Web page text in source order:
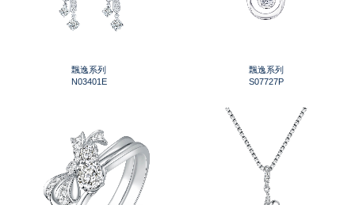
飄逸系列
N03401E
飄逸系列
S07727P